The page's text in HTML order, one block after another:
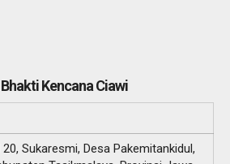
Kencana Ciawi
Sukaresmi, Desa Pakemitankidul,